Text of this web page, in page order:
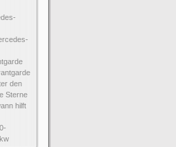
den
Sterne
hilft